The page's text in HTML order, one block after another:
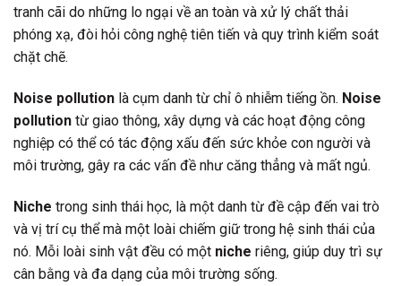
tranh cãi do những lo ngại về an toàn và xử lý chất thải
phóng xạ, đòi hỏi công nghệ tiên tiến và quy trình kiểm soát
chặt chẽ.
Noise pollution là cụm danh từ chỉ ô nhiễm tiếng ồn. Noise
pollution từ giao thông, xây dựng và các hoạt động công
nghiệp có thể có tác động xấu đến sức khỏe con người và
môi trường, gây ra các vấn đề như căng thẳng và mất ngủ.
Niche trong sinh thái học, là một danh từ đề cập đến vai trò
và vị trí cụ thể mà một loài chiếm giữ trong hệ sinh thái của
nó. Mỗi loài sinh vật đều có một niche riêng, giúp duy trì sự
cân bằng và đa dạng của môi trường sống.